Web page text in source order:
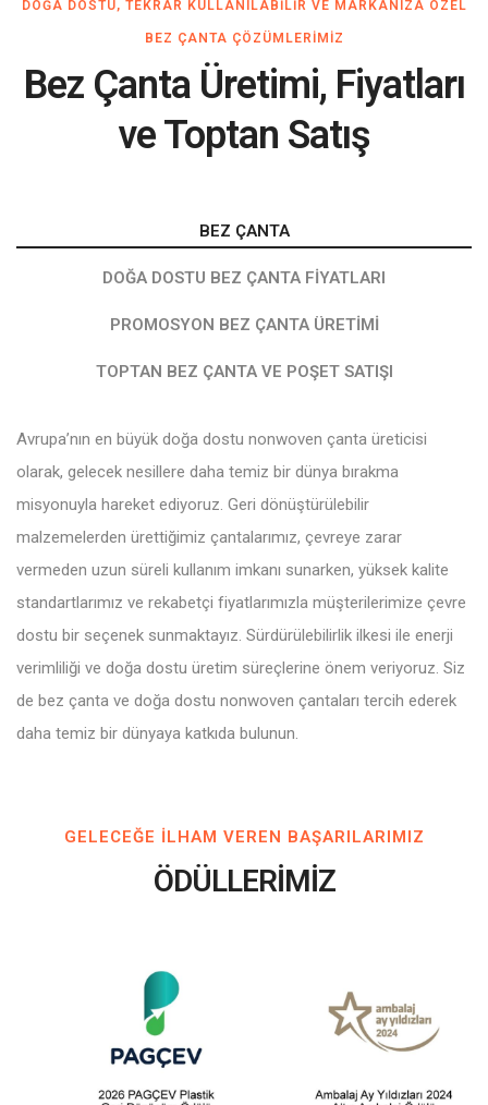
DOĞA DOSTU, TEKRAR KULLANILABILIR VE MARKANIZA ÖZEL
BEZ ÇANTA ÇÖZÜMLERIMIZ
Bez Çanta Üretimi, Fiyatları
ve Toptan Satış
BEZ ÇANTA
DOĞA DOSTU BEZ ÇANTA FIYATLARI
PROMOSYON BEZ ÇANTA ÜRETIMI
TOPTAN BEZ ÇANTA VE POŞET SATIŞI
Avrupa’nın en büyük doğa dostu nonwoven çanta üreticisi
olarak, gelecek nesillere daha temiz bir dünya bırakma
misyonuyla hareket ediyoruz. Geri dönüştürülebilir
malzemelerden ürettiğimiz çantalarımız, çevreye zarar
vermeden uzun süreli kullanım imkanı sunarken, yüksek kalite
standartlarımız ve rekabetçi fiyatlarımızla müşterilerimize çevre
dostu bir seçenek sunmaktayız. Sürdürülebilirlik ilkesi ile enerji
verimliliği ve doğa dostu üretim süreçlerine önem veriyoruz. Siz
de bez çanta ve doğa dostu nonwoven çantaları tercih ederek
daha temiz bir dünyaya katkıda bulunun.
GELECEĞE ILHAM VEREN BAŞARILARIMIZ
ÖDÜLLERİMİZ